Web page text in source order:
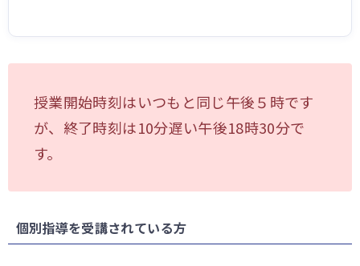
授業開始時刻はいつもと同じ午後５時です
が、終了時刻は10分遅い午後18時30分で
す。
個別指導を受講されている方